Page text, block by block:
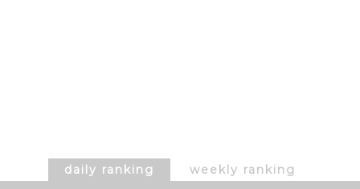
daily ranking weekly ranking